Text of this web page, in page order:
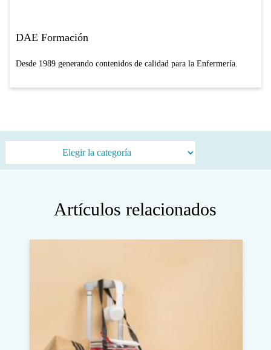
DAE Formación
Desde 1989 generando contenidos de calidad para la Enfermería.
Artículos relacionados